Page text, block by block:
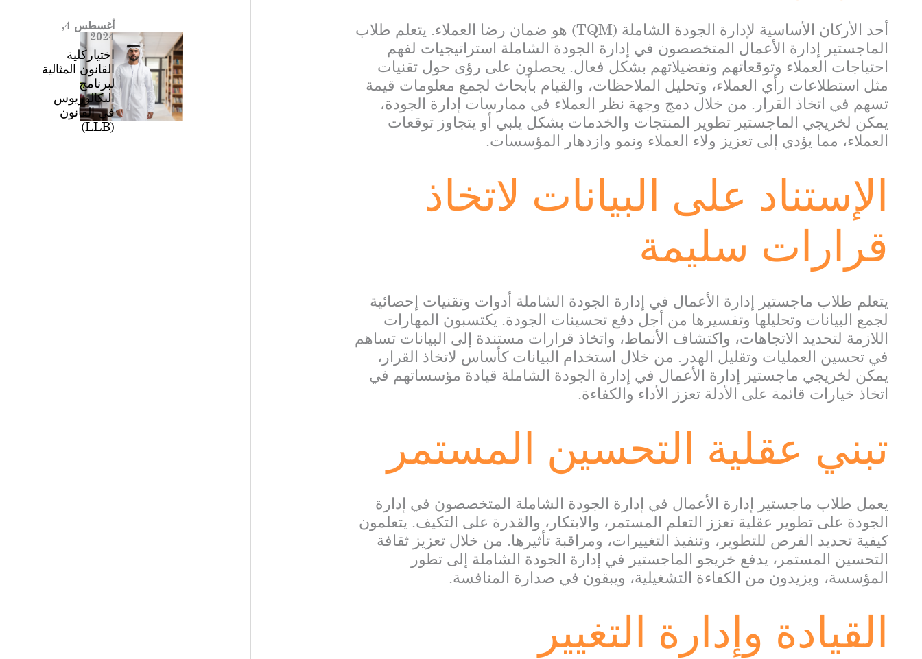
أحد الأركان الأساسية لإدارة الجودة الشاملة (TQM) هو ضمان رضا العملاء. يتعلم طلاب
الماجستير إدارة الأعمال المتخصصون في إدارة الجودة الشاملة استراتيجيات لفهم
احتياجات العملاء وتوقعاتهم وتفضيلاتهم بشكل فعال. يحصلون على رؤى حول تقنيات
مثل استطلاعات رأي العملاء، وتحليل الملاحظات، والقيام بأبحاث لجمع معلومات قيمة
تسهم في اتخاذ القرار. من خلال دمج وجهة نظر العملاء في ممارسات إدارة الجودة،
يمكن لخريجي الماجستير تطوير المنتجات والخدمات بشكل يلبي أو يتجاوز توقعات
العملاء، مما يؤدي إلى تعزيز ولاء العملاء ونمو وازدهار المؤسسات.
الإستناد على البيانات لاتخاذ
قرارات سليمة
يتعلم طلاب ماجستير إدارة الأعمال في إدارة الجودة الشاملة أدوات وتقنيات إحصائية
لجمع البيانات وتحليلها وتفسيرها من أجل دفع تحسينات الجودة. يكتسبون المهارات
اللازمة لتحديد الاتجاهات، واكتشاف الأنماط، واتخاذ قرارات مستندة إلى البيانات تساهم
في تحسين العمليات وتقليل الهدر. من خلال استخدام البيانات كأساس لاتخاذ القرار،
يمكن لخريجي ماجستير إدارة الأعمال في إدارة الجودة الشاملة قيادة مؤسساتهم في
اتخاذ خيارات قائمة على الأدلة تعزز الأداء والكفاءة.
تبني عقلية التحسين المستمر
يعمل طلاب ماجستير إدارة الأعمال في إدارة الجودة الشاملة المتخصصون في إدارة
الجودة على تطوير عقلية تعزز التعلم المستمر، والابتكار، والقدرة على التكيف. يتعلمون
كيفية تحديد الفرص للتطوير، وتنفيذ التغييرات، ومراقبة تأثيرها. من خلال تعزيز ثقافة
التحسين المستمر، يدفع خريجو الماجستير في إدارة الجودة الشاملة إلى تطور
المؤسسة، ويزيدون من الكفاءة التشغيلية، ويبقون في صدارة المنافسة.
القيادة وإدارة التغيير
أغسطس 4,
2024
اختياركلية
القانون المثالية
لبرنامج
البكالوريوس
في القانون
(LLB)